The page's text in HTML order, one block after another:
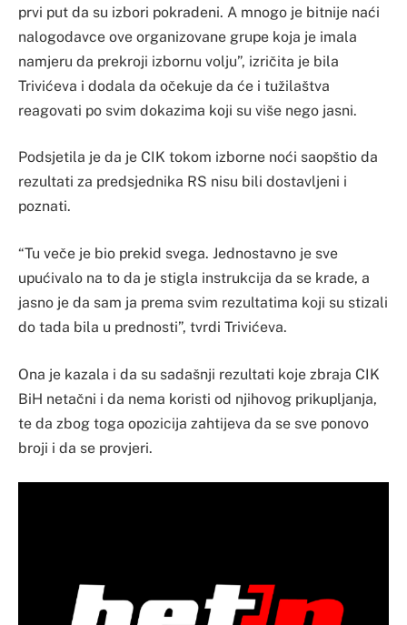
prvi put da su izbori pokradeni. A mnogo je bitnije naći
nalogodavce ove organizovane grupe koja je imala
namjeru da prekroji izbornu volju”, izričita je bila
Trivićeva i dodala da očekuje da će i tužilaštva
reagovati po svim dokazima koji su više nego jasni.
Podsjetila je da je CIK tokom izborne noći saopštio da
rezultati za predsjednika RS nisu bili dostavljeni i
poznati.
“Tu veče je bio prekid svega. Jednostavno je sve
upućivalo na to da je stigla instrukcija da se krade, a
jasno je da sam ja prema svim rezultatima koji su stizali
do tada bila u prednosti”, tvrdi Trivićeva.
Ona je kazala i da su sadašnji rezultati koje zbraja CIK
BiH netačni i da nema koristi od njihovog prikupljanja,
te da zbog toga opozicija zahtijeva da se sve ponovo
broji i da se provjeri.